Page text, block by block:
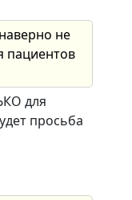
не
пациентов
для
просьба